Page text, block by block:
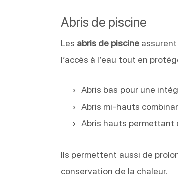
Abris de piscine
Les abris de piscine
l’accès à l’eau tout en
Abris bas pour une
Abris mi-hauts
Abris hauts permettant
Ils permettent aussi de
conservation de la chaleur.